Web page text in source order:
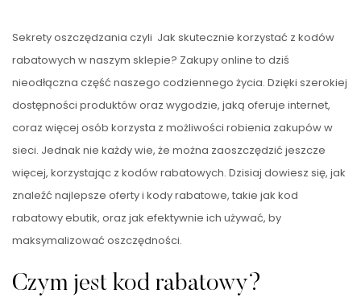
Sekrety oszczędzania czyli Jak skutecznie korzystać z kodów
rabatowych w naszym sklepie? Zakupy online to dziś
nieodłączna część naszego codziennego życia. Dzięki szerokiej
dostępności produktów oraz wygodzie, jaką oferuje internet,
coraz więcej osób korzysta z możliwości robienia zakupów w
sieci. Jednak nie każdy wie, że można zaoszczędzić jeszcze
więcej, korzystając z kodów rabatowych. Dzisiaj dowiesz się, jak
znaleźć najlepsze oferty i kody rabatowe, takie jak kod
rabatowy ebutik, oraz jak efektywnie ich używać, by
maksymalizować oszczędności.
Czym jest kod rabatowy?